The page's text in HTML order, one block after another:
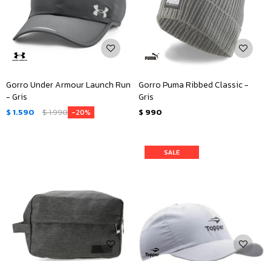
Gorro Under Armour Launch Run
- Gris
$ 1.590 $1.990 20
Gorro Puma Ribbed Classic -
Gris
$ 990